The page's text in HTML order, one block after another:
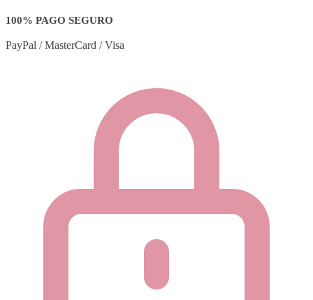
100% PAGO SEGURO
PayPal / MasterCard / Visa